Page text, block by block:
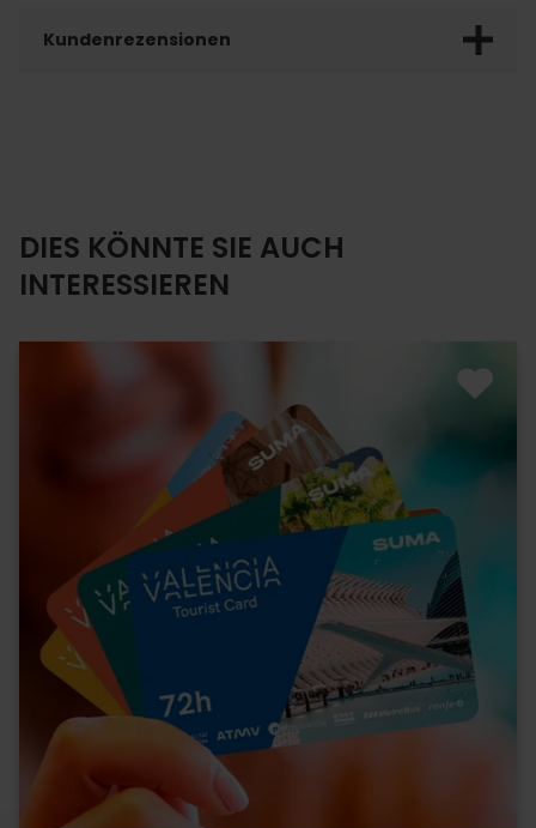
Kundenrezensionen
DIES KÖNNTE SIE AUCH
INTERESSIEREN